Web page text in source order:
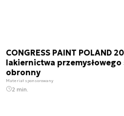
CONGRESS PAINT POLAND
lakiernictwa
obronny
Materiał sponsorowany
2 min.